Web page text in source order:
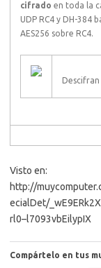
cifrado en toda la
UDP RC4 y DH-384
AES256 sobre RC4.
Visto en:
http://
ecialDet/
rl0–l7093vbEilypIX
Compártelo en tus